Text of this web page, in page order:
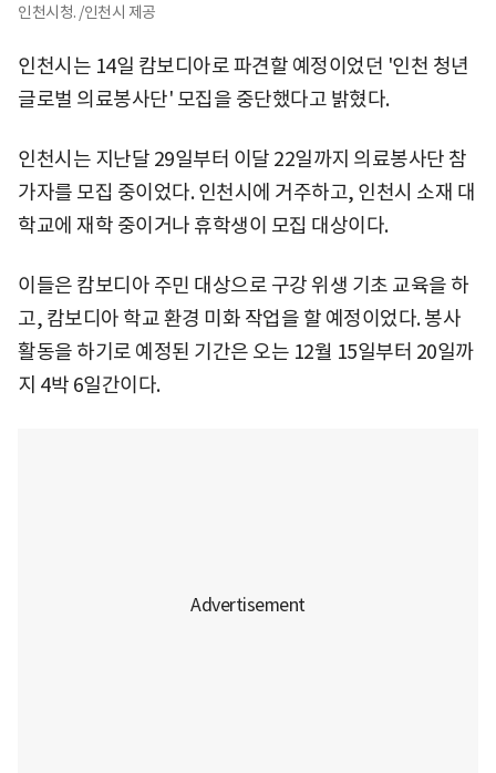
인천시청. /인천시 제공
인천시는 14일 캄보디아로 파견할 예정이었던 '인천 청년
글로벌 의료봉사단' 모집을 중단했다고 밝혔다.
인천시는 지난달 29일부터 이달 22일까지 의료봉사단 참
가자를 모집 중이었다. 인천시에 거주하고, 인천시 소재 대
학교에 재학 중이거나 휴학생이 모집 대상이다.
이들은 캄보디아 주민 대상으로 구강 위생 기초 교육을 하
고, 캄보디아 학교 환경 미화 작업을 할 예정이었다. 봉사
활동을 하기로 예정된 기간은 오는 12월 15일부터 20일까
지 4박 6일간이다.